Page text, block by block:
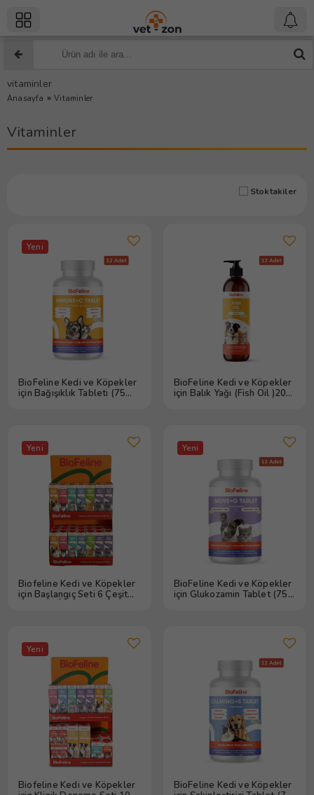
vitaminler
Anasayfa » Vitaminler
Vitaminler
Stoktakiler
Yeni
BioFeline Kedi ve Köpekler
için Bağışıklık Tableti (75
BioFeline Kedi ve Köpekler
için Balık Yağı (Fish Oil )200
Yeni
Biofeline Kedi ve Köpekler
için Başlangıç Seti 6 Çeşit
Yeni
BioFeline Kedi ve Köpekler
için Glukozamin Tablet (75
Yeni
Biofeline Kedi ve Köpekler
BioFeline Kedi ve Köpekler